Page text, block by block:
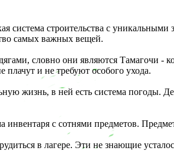
система строительства с
самых важных вещей.
словно они являются Тамагочи -
и не требуют особого ухода.
жизнь, в ней есть система погоды.
инвентаря с сотнями предметов.
в лагере. Эти не знающие